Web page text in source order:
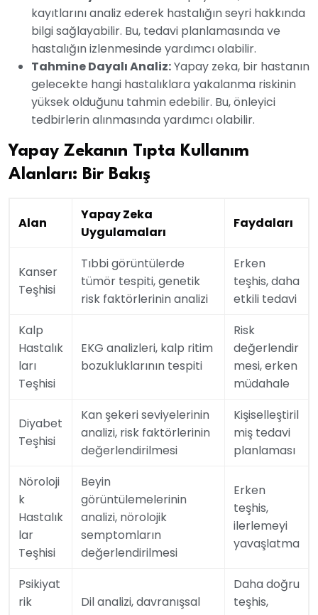
kayıtlarını analiz ederek hastalığın seyri hakkında
bilgi sağlayabilir. Bu, tedavi planlamasında ve
hastalığın izlenmesinde yardımcı olabilir.
Tahmine Dayalı Analiz:Yapay zeka, bir hastanın
gelecekte hangi hastalıklara yakalanma riskinin
yüksek olduğunu tahmin edebilir. Bu, önleyici
tedbirlerin alınmasında yardımcı olabilir.
Yapay Zekanın Tıpta Kullanım
Alanları: Bir Bakış
Alan
Yapay Zeka
Uygulamaları
Faydaları
Kanser
Teşhisi
Tıbbi görüntülerde
tümör tespiti, genetik
risk faktörlerinin analizi
Erken
teşhis, daha
etkili tedavi
Kalp
Hastalık
ları
Teşhisi
EKG analizleri, kalp ritim
bozukluklarının tespiti
Risk
değerlendir
mesi, erken
müdahale
Diyabet
Teşhisi
Kan şekeri seviyelerinin
analizi, risk faktörlerinin
değerlendirilmesi
Kişiselleştiril
miş tedavi
planlaması
Nöroloji
k
Hastalık
lar
Teşhisi
Beyin
görüntülemelerinin
analizi, nörolojik
semptomların
değerlendirilmesi
Erken
teşhis,
ilerlemeyi
yavaşlatma
Psikiyat
rik
Dil analizi, davranışsal
Daha doğru
teşhis,